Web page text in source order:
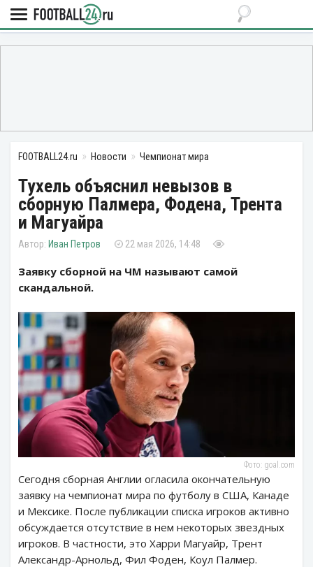
FOOTBALL24.ru Новости Чемпионат мира
Тухель объяснил невызов в
сборную Палмера, Фодена, Трента
и Магуайра
Иван Петров 22 мая 2026, 14:48
Заявку сборной на ЧМ называют самой
скандальной.
Фото: goal.com
Сегодня сборная Англии огласила окончательную
заявку на чемпионат мира по футболу в США, Канаде
и Мексике. После публикации списка игроков активно
обсуждается отсутствие в нем некоторых звездных
игроков. В частности, это Харри Магуайр, Трент
Александр-Арнольд, Фил Фоден, Коул Палмер.